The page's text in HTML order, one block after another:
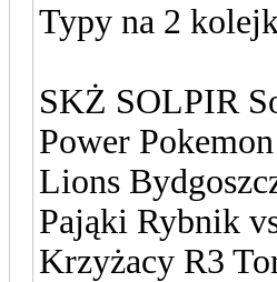
Typy na 2
SKŻ SOLPIR
Power
Lions
Pająki Rybnik
Krzyżacy R3